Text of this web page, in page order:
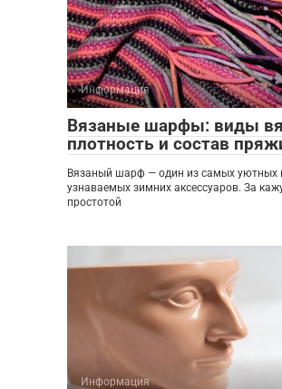
Информация
Вязаные шарфы: виды
плотность и состав
Вязаный шарф — один из самых уютных
узнаваемых зимних аксессуаров. За
простотой
Информация